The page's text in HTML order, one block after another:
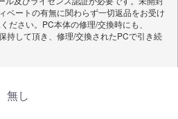
ベートの有無に関わらず一切返品をお受け
ださい。PC本体の修理/交換時にも、
持して頂き、修理/交換されたPCで引き続
無し